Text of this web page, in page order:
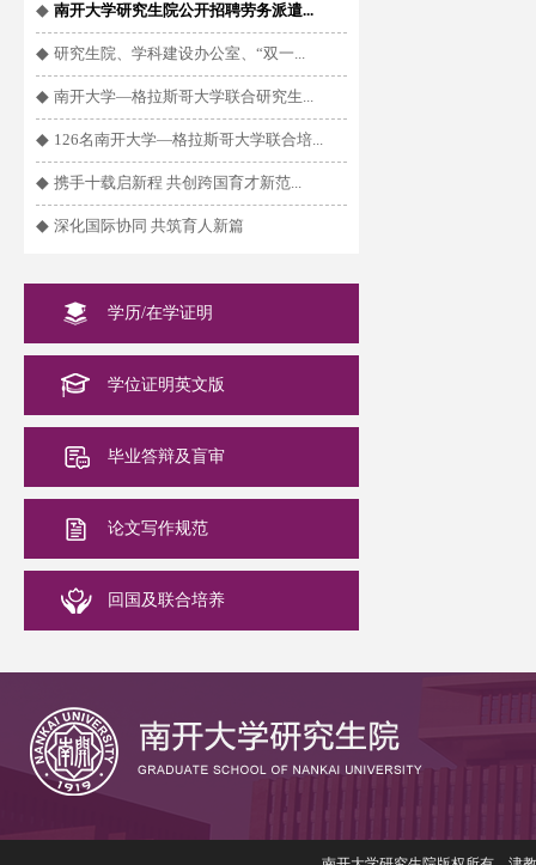
◆ 南开大学研究生院公开招聘劳务派遣...
◆ 研究生院、学科建设办公室、“双一...
◆ 南开大学—格拉斯哥大学联合研究生...
◆ 126名南开大学—格拉斯哥大学联合培...
◆ 携手十载启新程 共创跨国育才新范...
◆ 深化国际协同 共筑育人新篇
学历/在学证明
学位证明英文版
毕业答辩及盲审
论文写作规范
回国及联合培养